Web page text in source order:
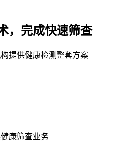
，完成快速筛查
提供健康检测整套方案
康筛查业务